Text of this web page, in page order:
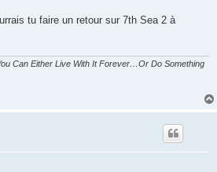
tu faire un retour sur 7th Sea 2 à
Can Either Live With It Forever…Or Do Something